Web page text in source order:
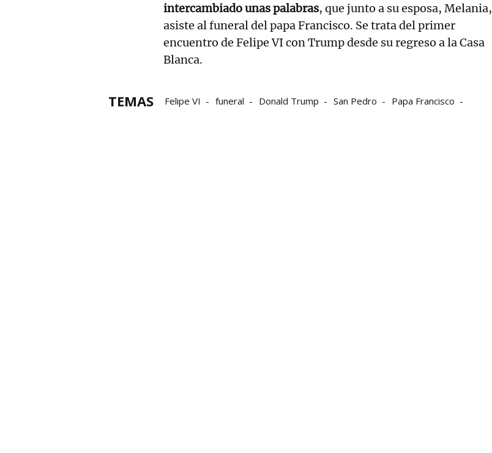
intercambiado unas palabras, que junto a su esposa, Melania,
asiste al funeral del papa Francisco. Se trata del primer
encuentro de Felipe VI con Trump desde su regreso a la Casa
Blanca.
TEMAS Felipe VI funeral Donald Trump San Pedro
Papa Francisco